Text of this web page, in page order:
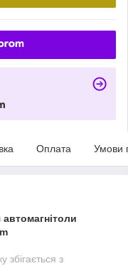
Оплата Умови
збігається з